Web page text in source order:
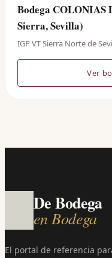
Bodega COLONIAS
Sierra, Sevilla)
IGP VT Sierra Norte de
Ver
De Bodega
en Bodega
El portal de referencia